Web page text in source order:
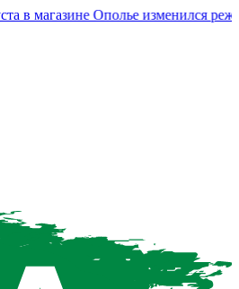
магазине Ополье изменился режим